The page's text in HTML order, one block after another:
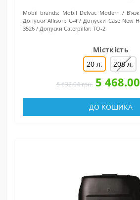
Mobil brands: Mobil Delvac Modern
Допуски Allison: C-4 Допуски Case New
3526
Допуски Caterpillar: TO-2
Місткість
20 л.
208 л.
5 632.04 грн. 5
ДО КОШИКА